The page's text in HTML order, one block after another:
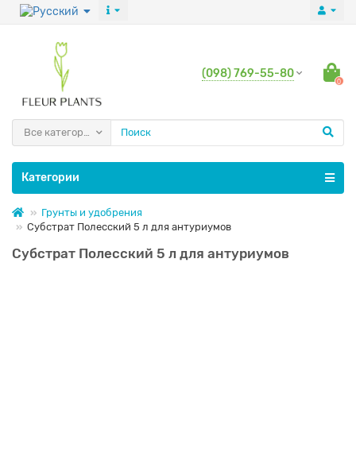
(098) 769-55-80
0
Все категории
Категории
Грунты и удобрения
Субстрат Полесский 5 л для антуриумов
Субстрат Полесский 5 л для антуриумов